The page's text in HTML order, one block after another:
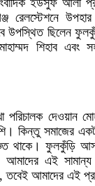
ইউসুফ আলী
রেলস্টেশনে
উপস্থিত ছিলেন
শিহাব এবং
পরিচালক দেওয়ান
কিন্তু সমাজের
থাকে। ফুলকুঁড়ি
আমাদের এই
তবেই আমাদের এই